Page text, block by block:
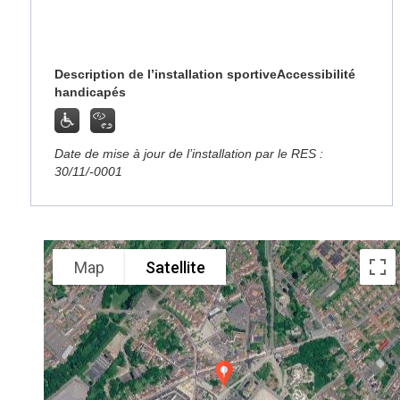
Description de l’installation sportiveAccessibilité
handicapés
Date de mise à jour de l’installation par le RES :
30/11/-0001
Map Satellite